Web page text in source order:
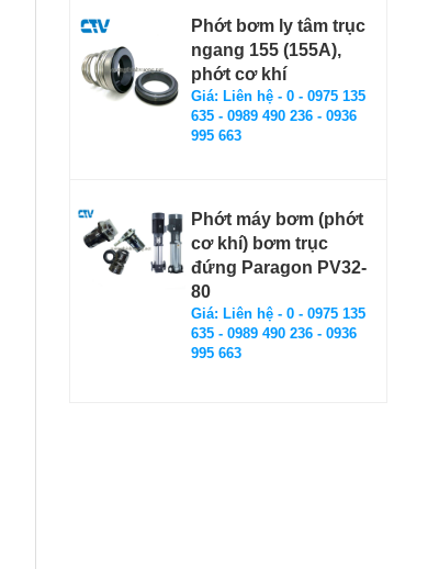
Phớt bơm ly tâm trục
ngang 155 (155A),
phớt cơ khí
Giá: Liên hệ - 0 - 0975 135
635 - 0989 490 236 - 0936
995 663
Phớt máy bơm (phớt
cơ khí) bơm trục
đứng Paragon PV32-
80
Giá: Liên hệ - 0 - 0975 135
635 - 0989 490 236 - 0936
995 663